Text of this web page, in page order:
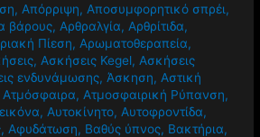
, Απόρριψη, Αποσυμφορητικό σπρέι,
βάρους, Αρθραλγία, Αρθρίτιδα,
Πίεση, Αρωματοθεραπεία,
, Ασκήσεις Kegel, Ασκήσεις
ενδυνάμωσης, Άσκηση, Αστική
Ατμόσφαιρα, Ατμοσφαιρική Ρύπανση,
, Αυτοκίνητο, Αυτοφροντίδα,
, Αφυδάτωση, Βαθύς ύπνος, Βακτήρια,